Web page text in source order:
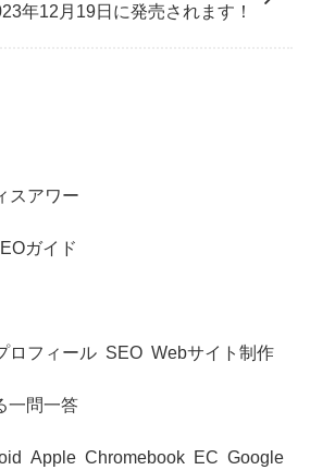
年12月19日に発売されます！
スアワー
ガイド
ロフィール SEO Webサイト制作
一問一答
Apple Chromebook EC Google